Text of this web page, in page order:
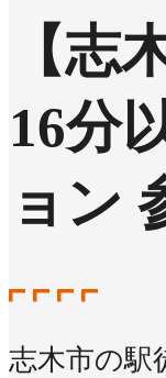
【志
16分
ョン
志木市の駅